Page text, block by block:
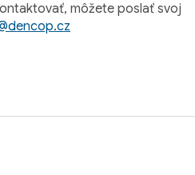
môžete poslať svoj